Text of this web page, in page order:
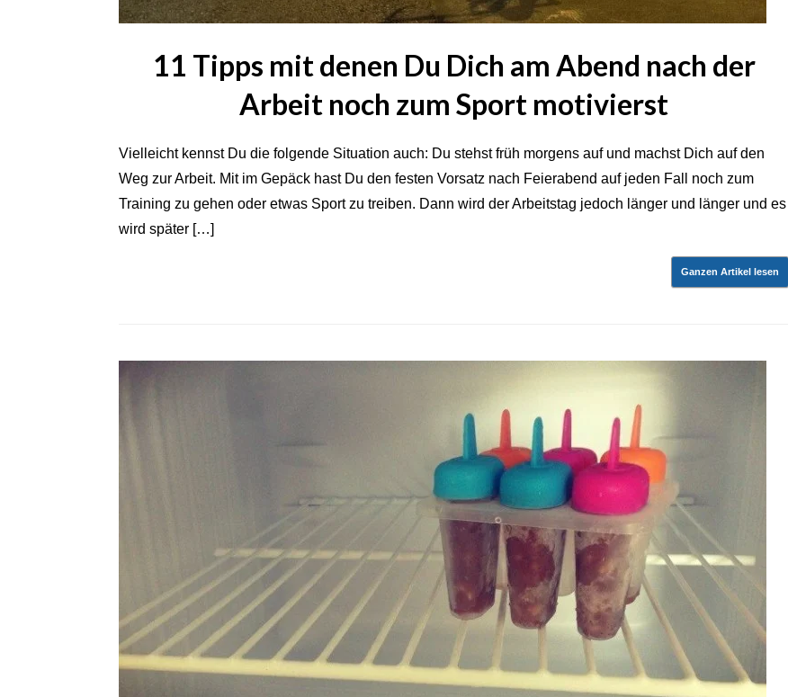
11 Tipps mit denen Du Dich am Abend nach der
Arbeit noch zum Sport motivierst
Vielleicht kennst Du die folgende Situation auch: Du stehst früh morgens auf und machst Dich auf den
Weg zur Arbeit. Mit im Gepäck hast Du den festen Vorsatz nach Feierabend auf jeden Fall noch zum
Training zu gehen oder etwas Sport zu treiben. Dann wird der Arbeitstag jedoch länger und länger und es
wird später […]
Ganzen Artikel lesen